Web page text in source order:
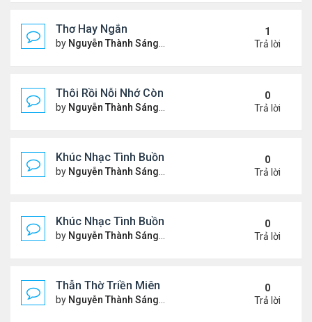
Thơ Hay Ngắn
by Nguyễn Thành Sáng Thứ 4 Tháng 1 10, 2024 2:28
1
Trả lời
Thôi Rồi Nỗi Nhớ Còn Đây…
by Nguyễn Thành Sáng Thứ 5 Tháng 12 28, 2023 1:09
0
Trả lời
Khúc Nhạc Tình Buồn – 2
by Nguyễn Thành Sáng Thứ 2 Tháng 12 18, 2023 1:51
0
Trả lời
Khúc Nhạc Tình Buồn - 1
by Nguyễn Thành Sáng Chủ nhật Tháng 12 10, 2023
0
Trả lời
Thẫn Thờ Triền Miên
by Nguyễn Thành Sáng Thứ 2 Tháng 12 04, 2023 1:28
0
Trả lời